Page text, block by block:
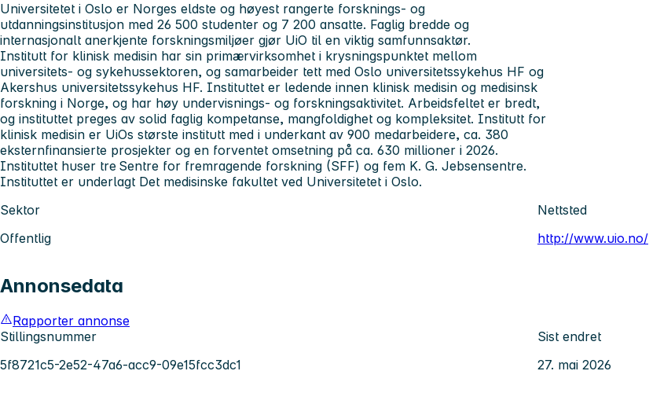
Universitetet i Oslo er Norges eldste og høyest rangerte forsknings- og
utdanningsinstitusjon med 26 500 studenter og 7 200 ansatte. Faglig bredde og
internasjonalt anerkjente forskningsmiljøer gjør UiO til en viktig samfunnsaktør.
Institutt for klinisk medisin har sin primærvirksomhet i krysningspunktet mellom
universitets- og sykehussektoren, og samarbeider tett med Oslo universitetssykehus HF og
Akershus universitetssykehus HF. Instituttet er ledende innen klinisk medisin og medisinsk
forskning i Norge, og har høy undervisnings- og forskningsaktivitet. Arbeidsfeltet er bredt,
og instituttet preges av solid faglig kompetanse, mangfoldighet og kompleksitet. Institutt for
klinisk medisin er UiOs største institutt med i underkant av 900 medarbeidere, ca. 380
eksternfinansierte prosjekter og en forventet omsetning på ca. 630 millioner i 2026.
Instituttet huser tre Sentre for fremragende forskning (SFF) og fem K. G. Jebsensentre.
Instituttet er underlagt Det medisinske fakultet ved Universitetet i Oslo.
Sektor
Offentlig
Nettsted
http://www.uio.no/
Annonsedata
Rapporter annonse
Stillingsnummer
5f8721c5-2e52-47a6-acc9-09e15fcc3dc1
Sist endret
27. mai 2026